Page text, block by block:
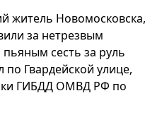
житель Новомосковска,
за нетрезвым
сесть за руль
по Гвардейской улице,
ГИБДД ОМВД РФ по